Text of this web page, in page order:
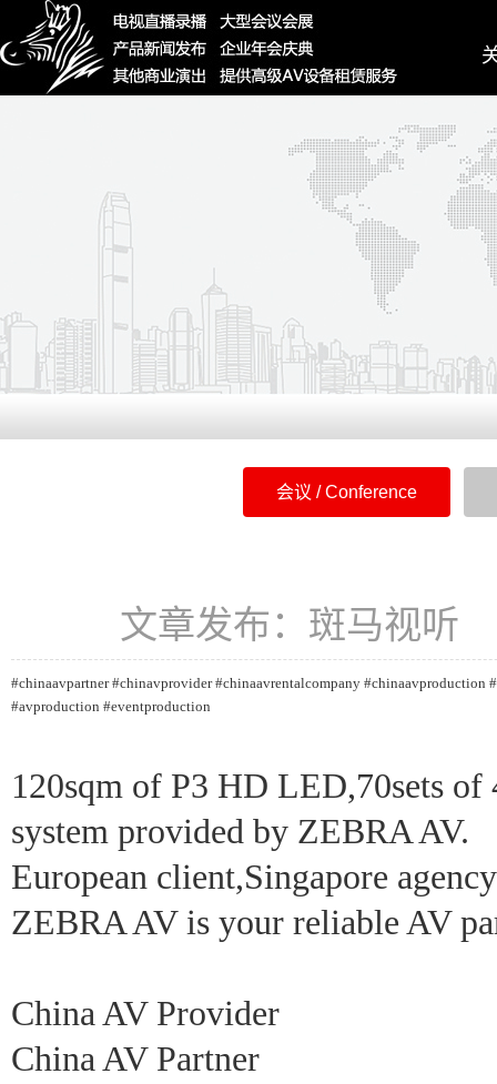
会议 / Conference
文章发布：斑马视
#chinaavpartner #chinavprovider #chinaavrentalcompany #chinaavproduction
#avproduction #eventproduction
120sqm of P3 HD LED,70sets
system provided by ZEBRA AV.
European client,Singapore
ZEBRA AV is your reliable AV
China AV Provider
China AV Partner